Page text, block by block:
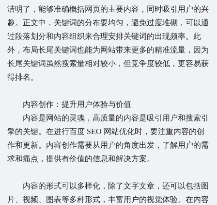
洁明了，能够准确概括网页的主要内容，同时吸引用户的兴
趣。正文中，关键词的分布要均匀，避免过度堆砌，可以通
过段落划分和内容组织来合理安排关键词的出现频率。此
外，布局长尾关键词也能为网站带来更多的精准流量，因为
长尾关键词虽然搜索量相对较小，但竞争度较低，更容易获
得排名。
内容创作：提升用户体验与价值
内容是网站的灵魂，高质量的内容是吸引用户和搜索引
擎的关键。在进行百度 SEO 网站优化时，要注重内容的创
作和更新。内容创作需要从用户的角度出发，了解用户的需
求和痛点，提供有价值的信息和解决方案。
内容的形式可以多样化，除了文字文章，还可以包括图
片、视频、图表等多种形式，丰富用户的视觉体验。在内容